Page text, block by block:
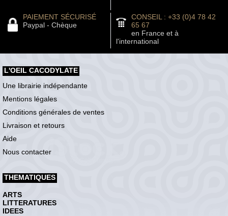
PAIEMENT SÉCURISÉ
Paypal - Chèque
CONSEIL : +33 (0)4 78 42
65 67
en France et à
l'international
L'OEIL CACODYLATE
Une librairie indépendante
Mentions légales
Conditions générales de ventes
Livraison et retours
Aide
Nous contacter
THEMATIQUES
ARTS
LITTERATURES
IDEES